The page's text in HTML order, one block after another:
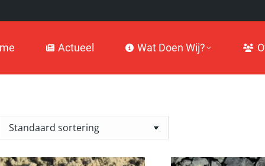
Actueel Wat Doen Wij?